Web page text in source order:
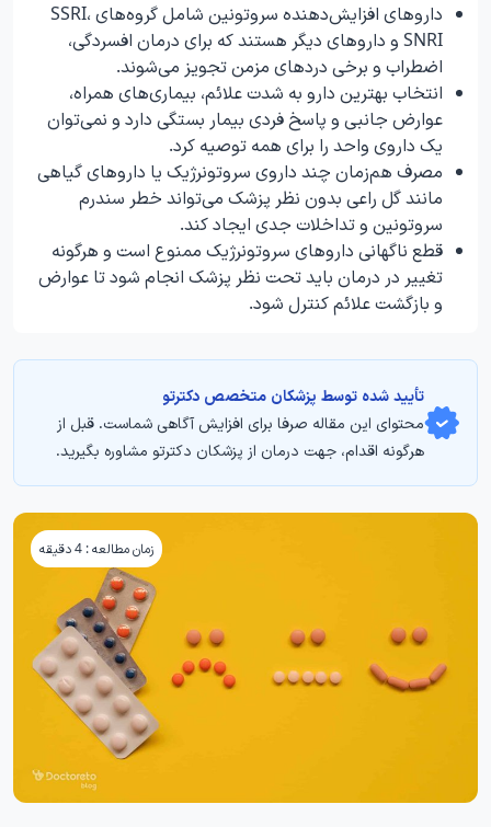
داروهای افزایش‌دهنده سروتونین شامل گروه‌های SSRI،
SNRI و داروهای دیگر هستند که برای درمان افسردگی،
اضطراب و برخی دردهای مزمن تجویز می‌شوند.
انتخاب بهترین دارو به شدت علائم، بیماری‌های همراه،
عوارض جانبی و پاسخ فردی بیمار بستگی دارد و نمی‌توان
یک داروی واحد را برای همه توصیه کرد.
مصرف هم‌زمان چند داروی سروتونرژیک یا داروهای گیاهی
مانند گل راعی بدون نظر پزشک می‌تواند خطر سندرم
سروتونین و تداخلات جدی ایجاد کند.
قطع ناگهانی داروهای سروتونرژیک ممنوع است و هرگونه
تغییر در درمان باید تحت نظر پزشک انجام شود تا عوارض
و بازگشت علائم کنترل شود.
تأیید‌‌‌‌‌‌‌ شده توسط پزشکان متخصص دکترتو
محتوای این مقاله صرفا برای افزایش آگاهی شماست. قبل از
هرگونه اقدام، جهت درمان از پزشکان دکترتو مشاوره بگیرید.
زمان مطالعه : 4 دقیقه